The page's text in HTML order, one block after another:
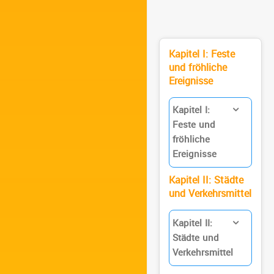
Kapitel I: Feste
und fröhliche
Ereignisse
Kapitel I:
Feste und
fröhliche
Ereignisse
Kapitel II: Städte
und Verkehrsmittel
Kapitel II:
Städte und
Verkehrsmittel